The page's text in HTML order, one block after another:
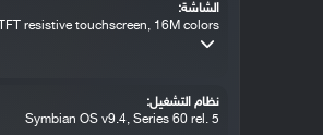
الشاشة:
TFT resistive touchscreen, 16M colors ،...
نظام التشغيل:
Symbian OS v9.4, Series 60 rel. 5